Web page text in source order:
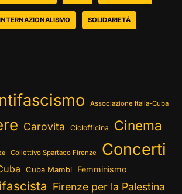
SOLIDARIETÀ
Associazione Italia-Cuba
Carovita Ciclofficina Cinema
Collettivo Spartaco Firenze Concerti
Cuba Mambí Femminismo
Firenze per la Palestina